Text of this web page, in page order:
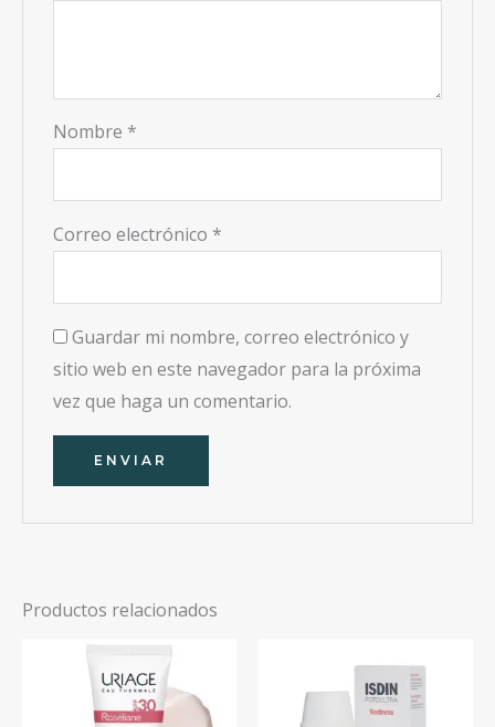
Nombre *
Correo electrónico *
Guardar mi nombre, correo electrónico y
sitio web en este navegador para la próxima
vez que haga un comentario.
Productos relacionados